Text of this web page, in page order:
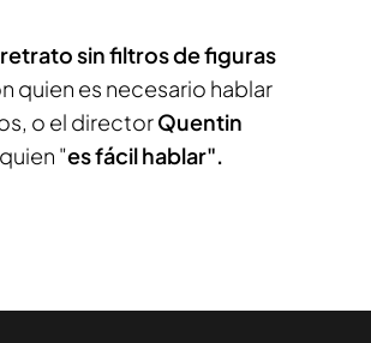
retrato sin filtros de figuras
quien es necesario hablar
o el directorQuentin
"es fácil hablar".